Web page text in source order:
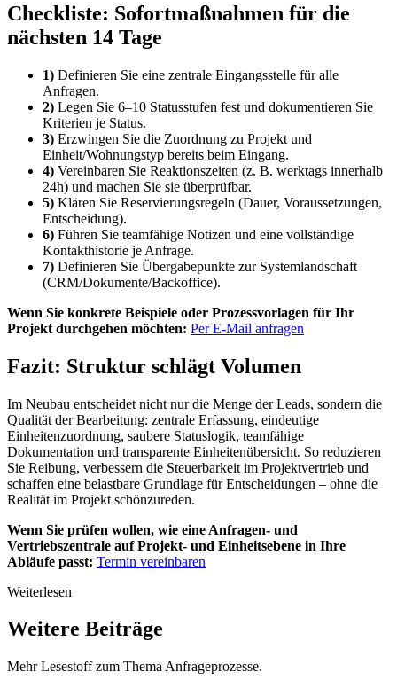
Checkliste: Sofortmaßnahmen für die
nächsten 14 Tage
1) Definieren Sie eine zentrale Eingangsstelle für alle
Anfragen.
2) Legen Sie 6–10 Statusstufen fest und dokumentieren Sie
Kriterien je Status.
3) Erzwingen Sie die Zuordnung zu Projekt und
Einheit/Wohnungstyp bereits beim Eingang.
4) Vereinbaren Sie Reaktionszeiten (z. B. werktags innerhalb
24h) und machen Sie sie überprüfbar.
5) Klären Sie Reservierungsregeln (Dauer, Voraussetzungen,
Entscheidung).
6) Führen Sie teamfähige Notizen und eine vollständige
Kontakthistorie je Anfrage.
7) Definieren Sie Übergabepunkte zur Systemlandschaft
(CRM/Dokumente/Backoffice).
Wenn Sie konkrete Beispiele oder Prozessvorlagen für Ihr
Projekt durchgehen möchten: Per E-Mail anfragen
Fazit: Struktur schlägt Volumen
Im Neubau entscheidet nicht nur die Menge der Leads, sondern die
Qualität der Bearbeitung: zentrale Erfassung, eindeutige
Einheitenzuordnung, saubere Statuslogik, teamfähige
Dokumentation und transparente Einheitenübersicht. So reduzieren
Sie Reibung, verbessern die Steuerbarkeit im Projektvertrieb und
schaffen eine belastbare Grundlage für Entscheidungen – ohne die
Realität im Projekt schönzureden.
Wenn Sie prüfen wollen, wie eine Anfragen- und
Vertriebszentrale auf Projekt- und Einheitsebene in Ihre
Abläufe passt: Termin vereinbaren
Weiterlesen
Weitere Beiträge
Mehr Lesestoff zum Thema Anfrageprozesse.